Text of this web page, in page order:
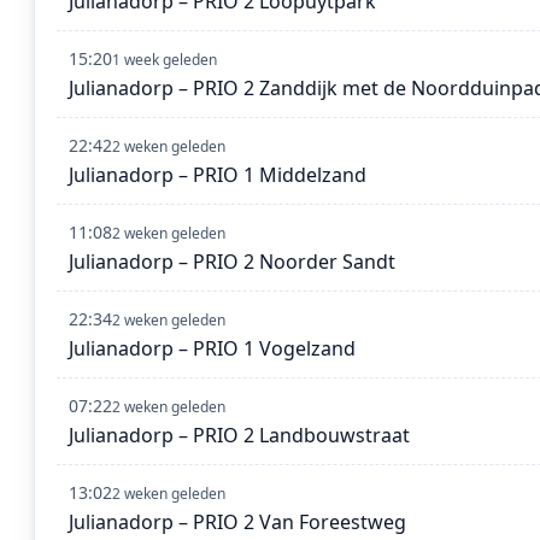
15:201 week geleden
Julianadorp – PRIO 2 Zanddijk met de
22:422 weken geleden
Julianadorp – PRIO 1 Middelzand
11:082 weken geleden
Julianadorp – PRIO 2 Noorder Sandt
22:342 weken geleden
Julianadorp – PRIO 1 Vogelzand
07:222 weken geleden
Julianadorp – PRIO 2 Landbouwstraat
13:022 weken geleden
Julianadorp – PRIO 2 Van Foreestweg